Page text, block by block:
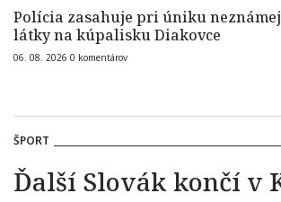
Polícia zasahuje pri úniku neznámej
látky na kúpalisku Diakovce
06. 08. 2026 0 komentárov
ŠPORT